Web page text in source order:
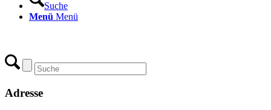
Suche
Menü Menü
Adresse